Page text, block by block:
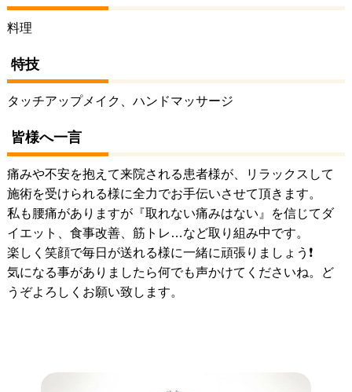
料理
特技
タッチアップメイク、ハンドマッサージ
皆様へ一言
痛みや不安を抱えて来院される患者様が、リラックスして
施術を受けられる様に全力でお手伝いさせて頂きます。
私も腰痛がありますが『取れない痛みはない』を信じてダ
イエット、食事改善、筋トレ…など取り組み中です。
楽しく笑顔で毎日が送れる様に一緒に頑張りましょう❗
気になる事がありましたら何でも声かけてくださいね。ど
うぞよろしくお願い致します。